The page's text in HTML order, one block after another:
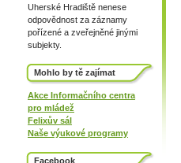
Uherské Hradiště nenese
odpovědnost za záznamy
pořízené a zveřejněné jinými
subjekty.
Mohlo by tě zajímat
Akce Informačního centra
pro mládež
Felixův sál
Naše výukové programy
Facebook